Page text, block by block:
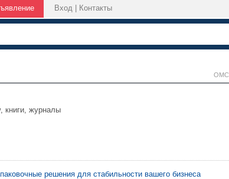
Вход Контакты
книги, журналы
решения для стабильности вашего бизнеса